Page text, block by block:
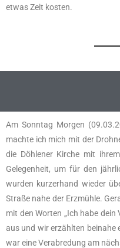
etwas Zeit kosten.
Am Sonntag Morgen
machte ich mich mit der
die Döhlener Kirche mit
Gelegenheit, um für den
wurden kurzerhand wieder
Straße nahe der Erzmühle.
mit den Worten „Ich habe
aus und wir erzählten beinahe
war eine Verabredung am